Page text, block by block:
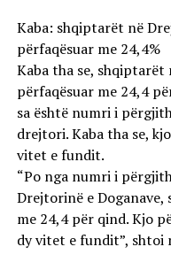
Kaba: shqiptarët në
përfaqësuar me 24,4%
Kaba tha se,
përfaqësuar me 24,4
sa është numri i
drejtori. Kaba tha se,
vitet e fundit.
“Po nga numri i
Drejtorinë e
me 24,4 për qind. Kjo
dy vitet e fundit”, shtoi